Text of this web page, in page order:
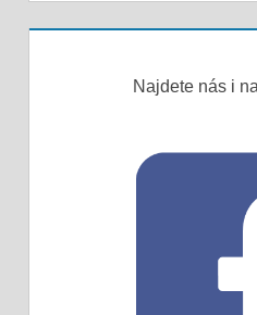
Najdete nás i